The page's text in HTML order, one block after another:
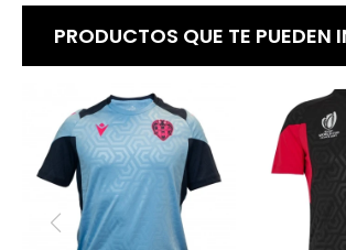
PRODUCTOS QUE TE PUEDEN